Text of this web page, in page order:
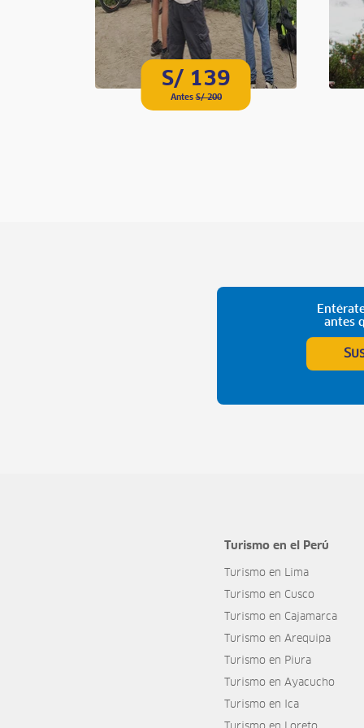
S/ 139
AntesS/ 200
antes
Turismo en el Perú
Turismo en Lima
Turismo en Cusco
Turismo en Cajamarca
Turismo en Arequipa
Turismo en Piura
Turismo en Ayacucho
Turismo en Ica